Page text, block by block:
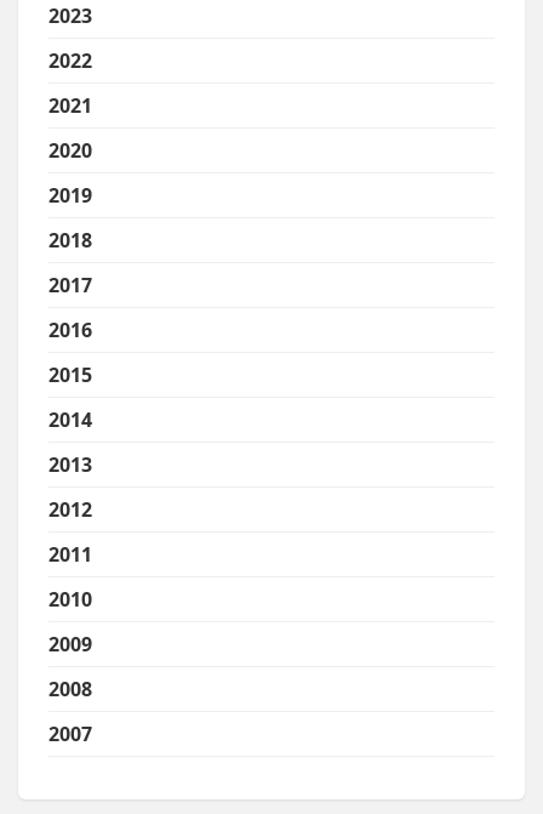
2023
2022
2021
2020
2019
2018
2017
2016
2015
2014
2013
2012
2011
2010
2009
2008
2007